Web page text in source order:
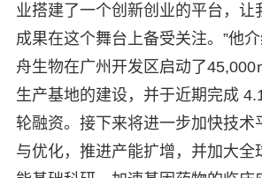
业搭建了一个创新创业的平台，让
成果在这个舞台上备受关注。”他
舟生物在广州开发区启动了45,000
生产基地的建设，并于近期完成
轮融资。接下来将进一步加快技术
与优化，推进产能扩增，并加大全